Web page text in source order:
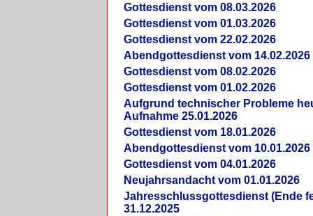
Gottesdienst vom 08.03.2026
Gottesdienst vom 01.03.2026
Gottesdienst vom 22.02.2026
Abendgottesdienst vom 14.02.2026
Gottesdienst vom 08.02.2026
Gottesdienst vom 01.02.2026
Aufgrund technischer Probleme
Aufnahme 25.01.2026
Gottesdienst vom 18.01.2026
Abendgottesdienst vom 10.01.2026
Gottesdienst vom 04.01.2026
Neujahrsandacht vom 01.01.2026
Jahresschlussgottesdienst (Ende
31.12.2025